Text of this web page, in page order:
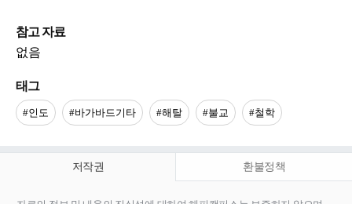
참고 자료
없음
태그
#인도 #바가바드기타 #해탈 #불교 #철학
저작권 환불정책